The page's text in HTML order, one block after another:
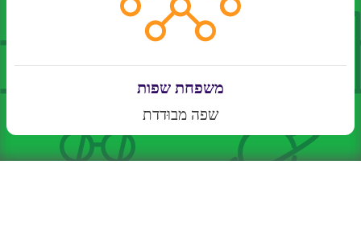
משפחת שפות
שפה מבוּדדת